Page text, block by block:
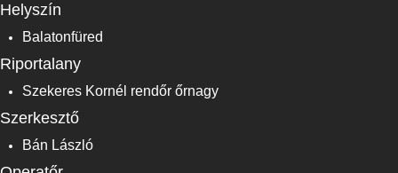
Helyszín
Balatonfüred
Riportalany
Szekeres Kornél rendőr őrnagy
Szerkesztő
Bán László